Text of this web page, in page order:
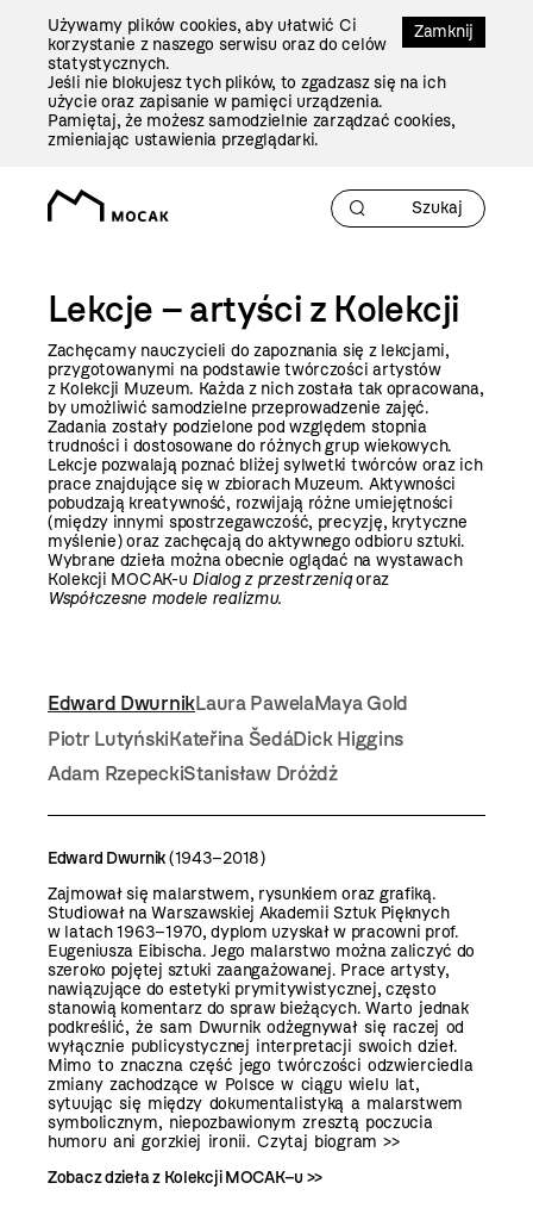
Zamknij
Używamy plików cookies, aby ułatwić Ci
korzystanie z naszego serwisu oraz do celów
statystycznych.
Jeśli nie blokujesz tych plików, to zgadzasz się na ich
użycie oraz zapisanie w pamięci urządzenia.
Pamiętaj, że możesz samodzielnie zarządzać cookies,
zmieniając ustawienia przeglądarki.
Lekcje – artyści z Kolekcji
Zachęcamy nauczycieli do zapoznania się z lekcjami,
przygotowanymi na podstawie twórczości artystów
z Kolekcji Muzeum. Każda z nich została tak opracowana,
by umożliwić samodzielne przeprowadzenie zajęć.
Zadania zostały podzielone pod względem stopnia
trudności i dostosowane do różnych grup wiekowych.
Lekcje pozwalają poznać bliżej sylwetki twórców oraz ich
prace znajdujące się w zbiorach Muzeum. Aktywności
pobudzają kreatywność, rozwijają różne umiejętności
(między innymi spostrzegawczość, precyzję, krytyczne
myślenie) oraz zachęcają do aktywnego odbioru sztuki.
Wybrane dzieła można obecnie oglądać na wystawach
Kolekcji MOCAK-u Dialog z przestrzeniąoraz
Współczesne modele realizmu.
Edward DwurnikLaura PawelaMaya Gold
Piotr LutyńskiKateřina ŠedáDick Higgins
Adam RzepeckiStanisław Dróżdż
Edward Dwurnik(1943–2018)
Zajmował się malarstwem, rysunkiem oraz grafiką.
Studiował na Warszawskiej Akademii Sztuk Pięknych
w latach 1963–1970, dyplom uzyskał w pracowni prof.
Eugeniusza Eibischa. Jego malarstwo można zaliczyć do
szeroko pojętej sztuki zaangażowanej. Prace artysty,
nawiązujące do estetyki prymitywistycznej, często
stanowią komentarz do spraw bieżących.Warto jednak
podkreślić, że sam Dwurnik odżegnywał się raczej od
wyłącznie publicystycznej interpretacji swoich dzieł.
Mimo to znaczna część jego twórczości odzwierciedla
zmiany zachodzące w Polsce w ciągu wielu lat,
sytuując się między dokumentalistyką a malarstwem
symbolicznym, niepozbawionym zresztą poczucia
humoru ani gorzkiej ironii.Czytaj biogram >>
Zobacz dzieła z Kolekcji MOCAK–u >>